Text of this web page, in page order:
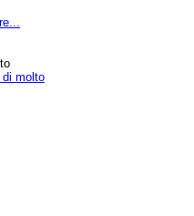
molto